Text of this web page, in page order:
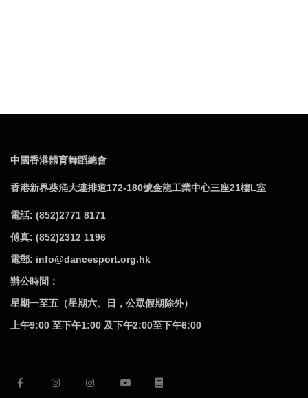
中國香港體育舞蹈總會
香港新界葵涌大連排道172-180號金龍工業中心三座21樓L室
電話: (852)2771 8171
傅真: (852)2312 1196
電郵: info@dancesport.org.hk
辦公時間：
星期一至五（星期六、日，公眾假期除外）
上午9:00 至下午1:00 及下午2:00至下午6:00